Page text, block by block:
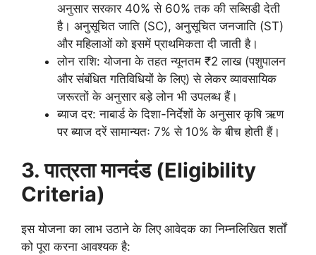
अनुसार सरकार 40% से 60% तक की सब्सिडी देती
है। अनुसूचित जाति (SC), अनुसूचित जनजाति (ST)
और महिलाओं को इसमें प्राथमिकता दी जाती है।
लोन राशि: योजना के तहत न्यूनतम ₹2 लाख (पशुपालन
और संबंधित गतिविधियों के लिए) से लेकर व्यावसायिक
जरूरतों के अनुसार बड़े लोन भी उपलब्ध हैं।
ब्याज दर: नाबार्ड के दिशा-निर्देशों के अनुसार कृषि ऋण
पर ब्याज दरें सामान्यतः 7% से 10% के बीच होती हैं।
3. पात्रता मानदंड (Eligibility
Criteria)
इस योजना का लाभ उठाने के लिए आवेदक का निम्नलिखित शर्तों
को पूरा करना आवश्यक है: